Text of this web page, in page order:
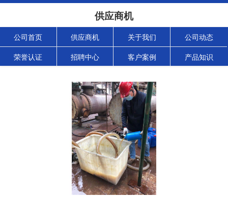
供应商机
公司首页 供应商机 关于我们 公司动态
荣誉认证 招聘中心 客户案例 产品知识